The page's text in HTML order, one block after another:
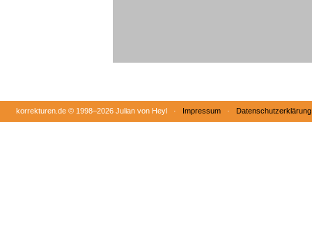
korrekturen.de © 1998–2026 Julian von Heyl · Impressum · Datenschutzerklärung